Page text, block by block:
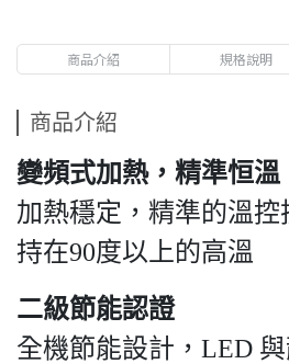
商品介紹 規格說明
商品介紹
變頻式加熱，精準恒溫
加熱穩定，精準的溫控
持在90度以上的高溫
二級節能認證
全機節能設計，LED